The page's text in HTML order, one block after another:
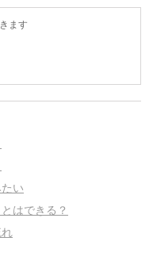
ます
い
はできる？